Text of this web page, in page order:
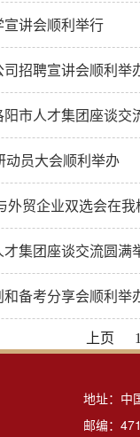
宣讲会顺利举行
招聘宣讲会顺利举
市人才集团座谈交
动员大会顺利举办
贸企业双选会在
集团座谈交流圆满
和备考分享会顺利举
上页 1
地址：中
邮编：